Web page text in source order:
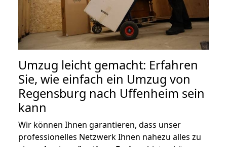
Umzug leicht gemacht: Erfahren
Sie, wie einfach ein Umzug von
Regensburg nach Uffenheim sein
kann
Wir können Ihnen garantieren, dass unser
professionelles Netzwerk Ihnen nahezu alles zu